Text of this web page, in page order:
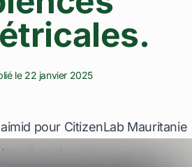
le 22 janvier 2025
pour CitizenLab Mauritanie